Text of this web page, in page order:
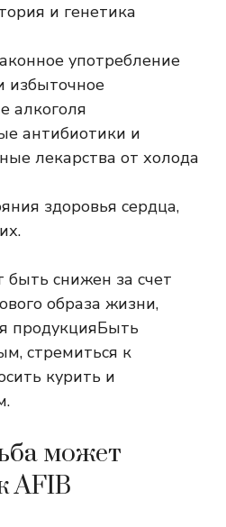
и генетика
употребление
избыточное
алкоголя
антибиотики и
лекарства от холода
здоровья сердца,
снижен за счет
образа жизни,
продукцияБыть
стремиться к
курить и
может
AFIB